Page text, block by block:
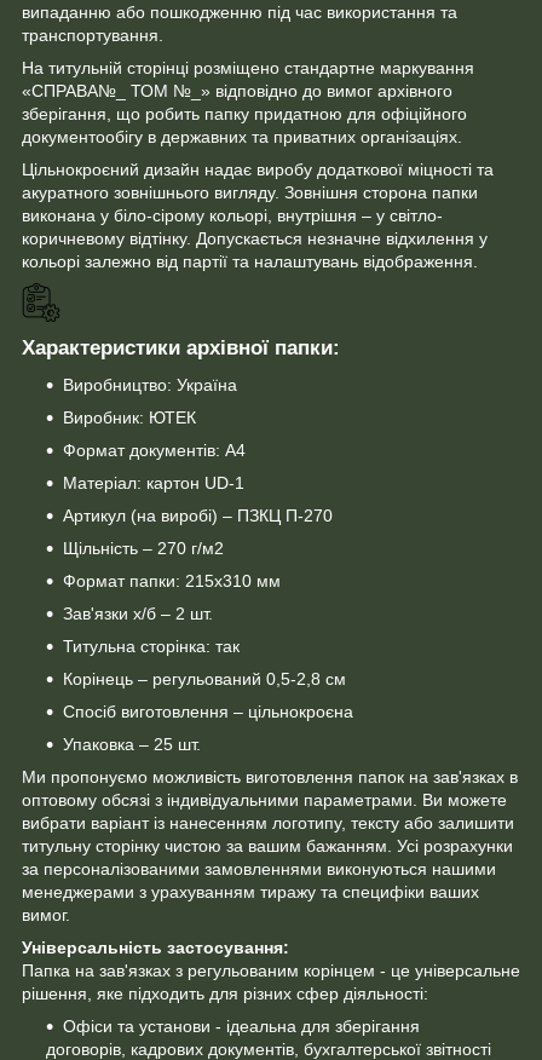
випаданню або пошкодженню під час використання та
транспортування.
На титульній сторінці розміщено стандартне маркування
«СПРАВА№_ ТОМ №_» відповідно до вимог архівного
зберігання, що робить папку придатною для офіційного
документообігу в державних та приватних організаціях.
Цільнокроєний дизайн надає виробу додаткової міцності та
акуратного зовнішнього вигляду. Зовнішня сторона папки
виконана у біло-сірому кольорі, внутрішня – у світло-
коричневому відтінку. Допускається незначне відхилення у
кольорі залежно від партії та налаштувань відображення.
Характеристики архівної папки:
Виробництво: Україна
Виробник: ЮТЕК
Формат документів: А4
Матеріал: картон UD-1
Артикул (на виробі) – ПЗКЦ П-270
Щільність – 270 г/м2
Формат папки: 215х310 мм
Зав'язки х/б – 2 шт.
Титульна сторінка: так
Корінець – регульований 0,5-2,8 см
Спосіб виготовлення – цільнокроєна
Упаковка – 25 шт.
Ми пропонуємо можливість виготовлення папок на зав'язках в
оптовому обсязі з індивідуальними параметрами. Ви можете
вибрати варіант із нанесенням логотипу, тексту або залишити
титульну сторінку чистою за вашим бажанням. Усі розрахунки
за персоналізованими замовленнями виконуються нашими
менеджерами з урахуванням тиражу та специфіки ваших
вимог.
Універсальність застосування:
Папка на зав'язках з регульованим корінцем - це універсальне
рішення, яке підходить для різних сфер діяльності:
Офіси та установи - ідеальна для зберігання
договорів, кадрових документів, бухгалтерської звітності